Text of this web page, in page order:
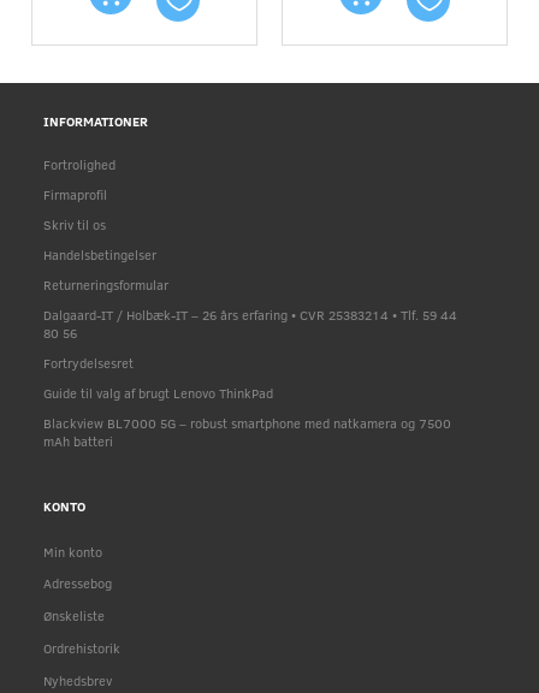
INFORMATIONER
Fortrolighed
Firmaprofil
Skriv til os
Handelsbetingelser
Returneringsformular
Dalgaard-IT / Holbæk-IT – 26 års erfaring • CVR 25383214 • Tlf. 59 44
80 56
Fortrydelsesret
Guide til valg af brugt Lenovo ThinkPad
Blackview BL7000 5G – robust smartphone med natkamera og 7500
mAh batteri
KONTO
Min konto
Adressebog
Ønskeliste
Ordrehistorik
Nyhedsbrev